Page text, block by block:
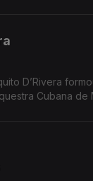
D’Rivera
Cubana de